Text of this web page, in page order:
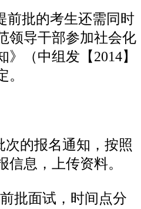
前批的考生还需同时
领导干部参加社会化
（中组发【2014】
次的报名通知，按照
信息，上传资料。
批面试，时间点分